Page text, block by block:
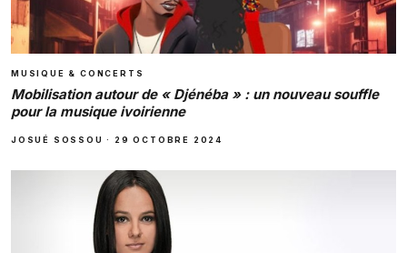
MUSIQUE & CONCERTS
Mobilisation autour de « Djénéba » : un nouveau souffle
pour la musique ivoirienne
JOSUÉ SOSSOU · 29 OCTOBRE 2024